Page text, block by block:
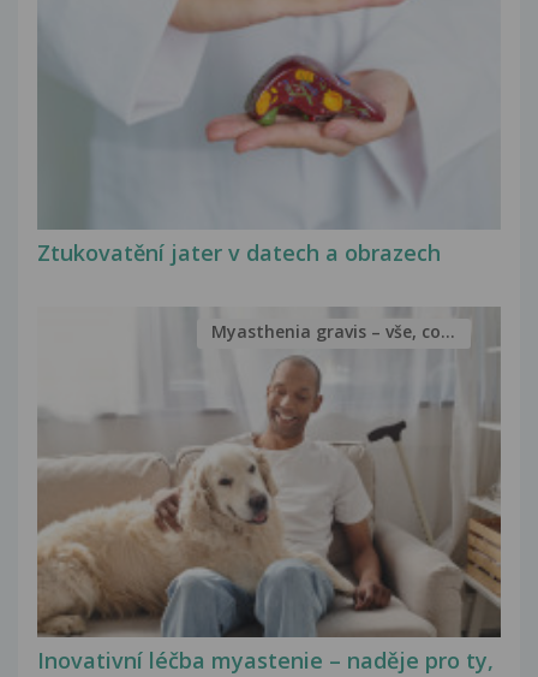
Ztukovatění jater v datech a obrazech
Inovativní léčba myastenie – naděje pro ty,
Myasthenia gravis – vše, co...